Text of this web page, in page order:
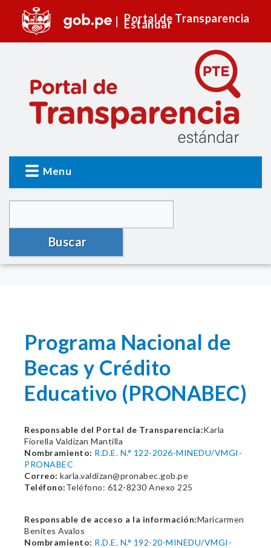
Portal de Transparencia
Estándar
Menu
Buscar
Programa Nacional de
Becas y Crédito
Educativo (PRONABEC)
Responsable del Portal de Transparencia:Karla
Fiorella Valdizan Mantilla
Nombramiento: R.D.E. N.° 122-2026-MINEDU/VMGI-
PRONABEC
Correo: karla.valdizan@pronabec.gob.pe
Teléfono:Teléfono: 612-8230 Anexo 225
Responsable de acceso a la información:Maricarmen
Benites Avalos
Nombramiento: R.D.E. N.° 192-20-MINEDU/VMGI-